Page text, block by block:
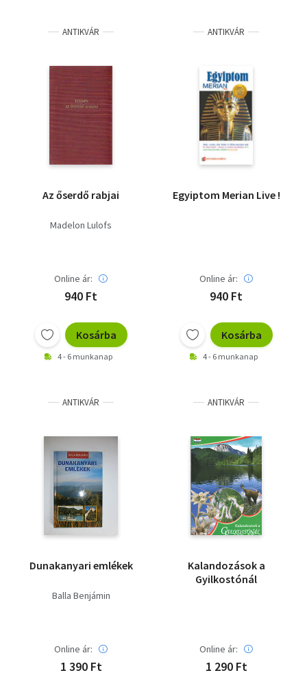
Minikönyv
Művészet
Történelem
Egyéb
ANTIKVÁR
Az őserdő rabjai
Madelon Lulofs
Online ár:
940 Ft
Kosárba
4 - 6 munkanap
ANTIKVÁR
Egyiptom Merian Live !
Online ár:
940 Ft
Kosárba
4 - 6 munkanap
ANTIKVÁR
Dunakanyari emlékek
Balla Benjámin
Online ár:
1 390 Ft
ANTIKVÁR
Kalandozások a
Gyilkostónál
Online ár:
1 290 Ft